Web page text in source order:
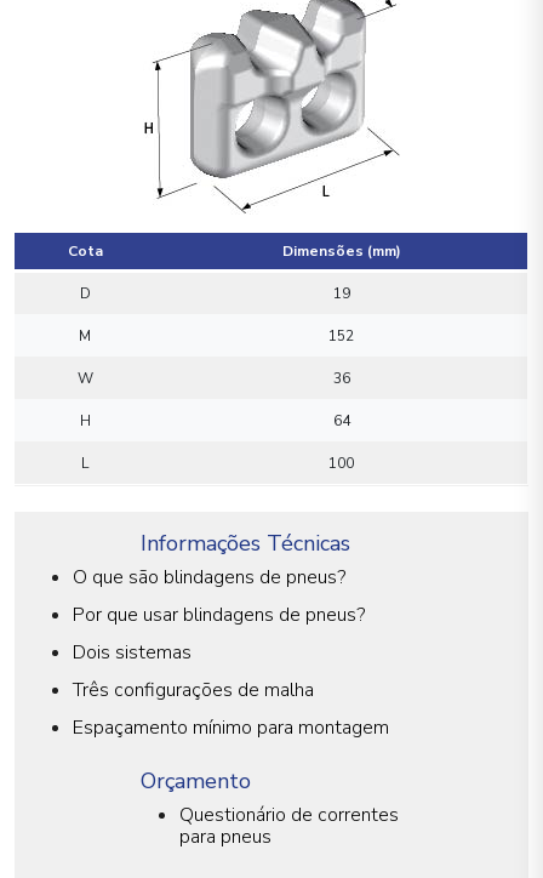
Cota Dimensões (mm)
D 19
M 152
W 36
H 64
L 100
Informações Técnicas
O que são blindagens de pneus?
Por que usar blindagens de pneus?
Dois sistemas
Três configurações de malha
Espaçamento mínimo para montagem
Orçamento
Questionário de correntes
para pneus